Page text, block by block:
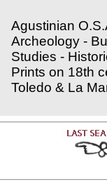
Agustinian
Archeology -
Studies -
Prints on 18th
Toledo & La